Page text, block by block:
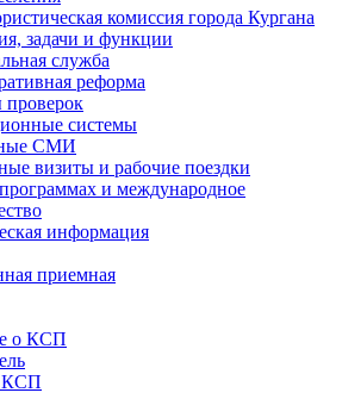
комиссия города Кургана
задачи и функции
служба
реформа
проверок
системы
СМИ
визиты и рабочие поездки
и международное
информация
приемная
о КСП
КСП